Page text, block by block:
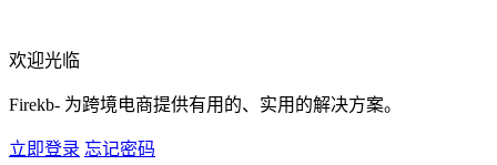
欢迎光临
Firekb- 为跨境电商提供有用的、实用的解决方案。
立即登录 忘记密码